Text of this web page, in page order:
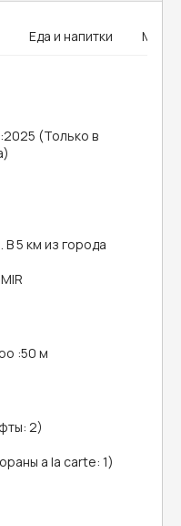
Еда и напитки MICE
:2025 (Только в
В 5 км из города
:50 м
2)
a la carte: 1)